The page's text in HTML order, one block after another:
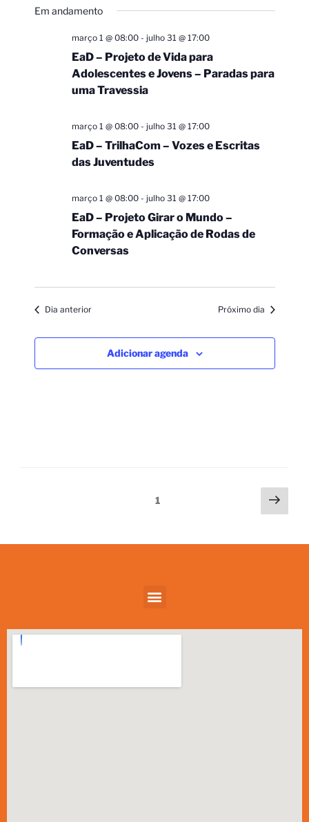
de
visual
a
Em andamento
março 1 @ 08:00- julho 31 @ 17:00
EaD – Projeto de Vida para
Adolescentes e Jovens – Paradas para
uma Travessia
março 1 @ 08:00- julho 31 @ 17:00
EaD – TrilhaCom – Vozes e Escritas
das Juventudes
março 1 @ 08:00- julho 31 @ 17:00
EaD – Projeto Girar o Mundo –
Formação e Aplicação de Rodas de
Conversas
Dia anterior Próximo dia
Adicionar agenda
1